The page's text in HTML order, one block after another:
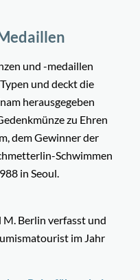
und -medaillen
und deckt die
herausgegeben
zu Ehren
dem Gewinner der
Schwimmen
in Seoul.
Berlin verfasst und
im Jahr